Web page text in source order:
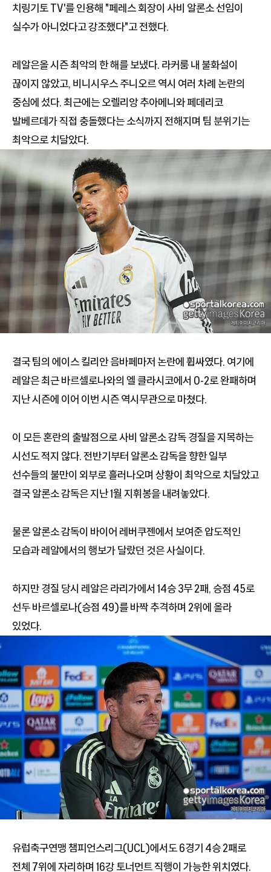
치링기토 TV'를 인용해 "페레스 회장이 사비 알론소 선임이
실수가 아니었다고 강조했다"고 전했다.
레알은올 시즌 최악의 한 해를 보냈다. 라커룸 내 불화설이
끊이지 않았고, 비니시우스 주니오르 역시 여러 차례 논란의
중심에 섰다. 최근에는 오렐리앙 추아메니와 페데리코
발베르데가 직접 충돌했다는 소식까지 전해지며 팀 분위기는
최악으로 치달았다.
결국 팀의 에이스 킬리안 음바페마저 논란에 휩싸였다. 여기에
레알은 최근 바르셀로나와의 엘 클라시코에서 0-2로 완패하며
지난 시즌에 이어 이번 시즌 역시무관으로 마쳤다.
이 모든 혼란의 출발점으로 사비 알론소 감독 경질을 지목하는
시선도 적지 않다. 전반기부터 알론소 감독을 향한 일부
선수들의 불만이 외부로 흘러나오며 상황이 최악으로 치달았고
결국 알론소 감독은 지난 1월 지휘봉을 내려놓았다.
물론 알론소 감독이 바이어 레버쿠젠에서 보여준 압도적인
모습과 레알에서의 행보가 달랐던 것은 사실이다.
하지만 경질 당시 레알은 라리가에서 14승 3무 2패, 승점 45로
선두 바르셀로나(승점 49)를 바짝 추격하며 2위에 올라
있었다.
유럽축구연맹 챔피언스리그(UCL)에서도 6경기 4승 2패로
전체 7위에 자리하며 16강 토너먼트 직행이 가능한 위치였다.